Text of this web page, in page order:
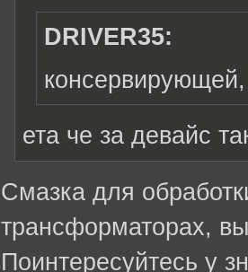
DRIVER35:
ета че за девайс
Смазка для
трансформаторах,
Поинтересуйтесь у